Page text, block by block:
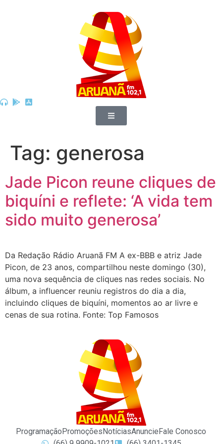
Tag: generosa
Jade Picon reune cliques de
biquíni e reflete: ‘A vida tem
sido muito generosa’
Da Redação Rádio Aruanã FM A ex-BBB e atriz Jade
Picon, de 23 anos, compartilhou neste domingo (30),
uma nova sequência de cliques nas redes sociais. No
álbum, a influencer reuniu registros do dia a dia,
incluindo cliques de biquíni, momentos ao ar livre e
cenas de sua rotina. Fonte: Top Famosos
Programação Promoções NotíciasAnuncie Fale Conosco